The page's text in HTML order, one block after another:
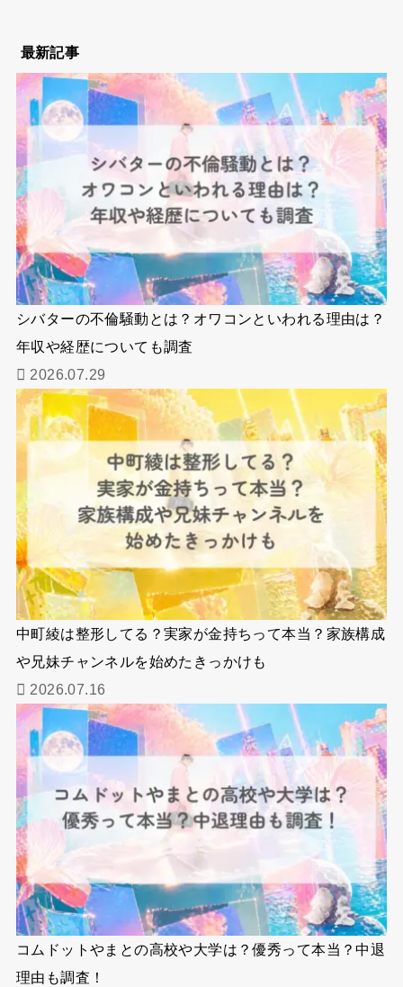
最新記事
シバターの不倫騒動とは？オワコンといわれる理由は？
年収や経歴についても調査
2026.07.29
中町綾は整形してる？実家が金持ちって本当？家族構成
や兄妹チャンネルを始めたきっかけも
2026.07.16
コムドットやまとの高校や大学は？優秀って本当？中退
理由も調査！